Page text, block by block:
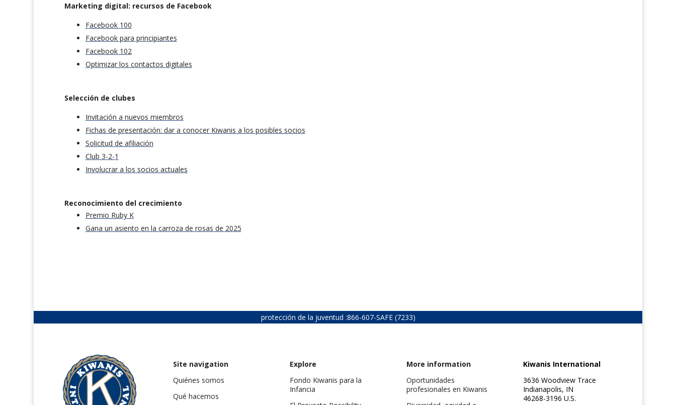
Marketing digital: recursos de Facebook
Facebook 100
Facebook para principiantes
Facebook 102
Optimizar los contactos digitales
Selección de clubes
Invitación a nuevos miembros
Fichas de presentación: dar a conocer Kiwanis a los posibles socios
Solicitud de afiliación
Club 3-2-1
Involucrar a los socios actuales
Reconocimiento del crecimiento
Premio Ruby K
Gana un asiento en la carroza de rosas de 2025
protección de la juventud :866-607-SAFE (7233)
Site navigation
Quiénes somos
Qué hacemos
Explore
Fondo Kiwanis para la
Infancia
More information
Oportunidades
profesionales en Kiwanis
Kiwanis International
3636 Woodview Trace
Indianapolis, IN
46268-3196 U.S.